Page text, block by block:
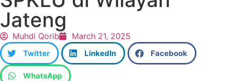
Jateng
Muhdi Qorib March 21, 2025
Twitter LinkedIn Facebook
WhatsApp